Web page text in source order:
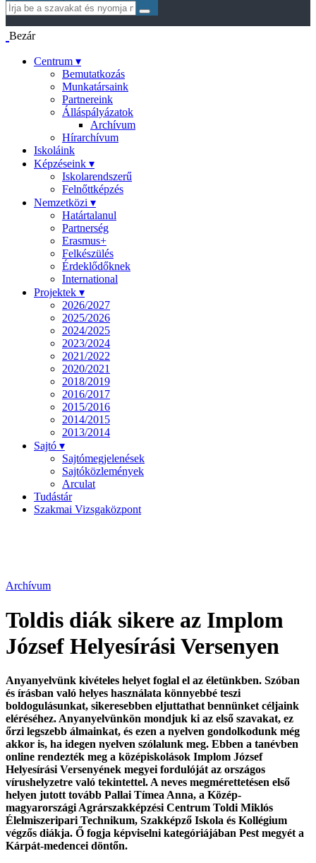
Bezár
Centrum ▾
Bemutatkozás
Munkatársaink
Partnereink
Álláspályázatok
Archívum
Hírarchívum
Iskoláink
Képzéseink ▾
Iskolarendszerű
Felnőttképzés
Nemzetközi ▾
Határtalanul
Partnerség
Erasmus+
Felkészülés
Érdeklődőknek
International
Projektek ▾
2026/2027
2025/2026
2024/2025
2023/2024
2021/2022
2020/2021
2018/2019
2016/2017
2015/2016
2014/2015
2013/2014
Sajtó ▾
Sajtómegjelenések
Sajtóközlemények
Arculat
Tudástár
Szakmai Vizsgaközpont
Archívum
Toldis diák sikere az Implom
József Helyesírási Versenyen
Anyanyelvünk kivételes helyet foglal el az életünkben. Szóban
és írásban való helyes használata könnyebbé teszi
boldogulásunkat, sikeresebben eljuttathat bennünket céljaink
eléréséhez. Anyanyelvünkön mondjuk ki az első szavakat, ez
őrzi legszebb álmainkat, és ezen a nyelven gondolkodunk még
akkor is, ha idegen nyelven szólalunk meg. Ebben a tanévben
online rendezték meg a középiskolások Implom József
Helyesírási Versenyének megyei fordulóját az országos
vírushelyzetre való tekintettel. A neves megmérettetésen első
helyen jutott tovább Pallai Tímea Anna, a Közép-
magyarországi Agrárszakképzési Centrum Toldi Miklós
Élelmiszeripari Technikum, Szakképző Iskola és Kollégium
végzős diákja. Ő fogja képviselni kategóriájában Pest megyét a
Kárpát-medencei döntőn.